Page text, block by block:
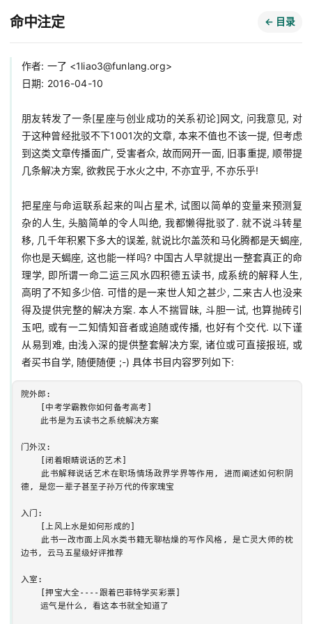
命中注定 ← 目录
作者: 一了 <1liao3@funlang.org>
日期: 2016-04-10
朋友转发了一条[星座与创业成功的关系初论]网文, 问我意见, 对
于这种曾经批驳不下1001次的文章, 本来不值也不该一提, 但考虑
到这类文章传播面广, 受害者众, 故而网开一面, 旧事重提, 顺带提
几条解决方案, 欲救民于水火之中, 不亦宜乎, 不亦乐乎!
把星座与命运联系起来的叫占星术, 试图以简单的变量来预测复
杂的人生, 头脑简单的令人叫绝, 我都懒得批驳了. 就不说斗转星
移, 几千年积累下多大的误差, 就说比尔盖茨和马化腾都是天蝎座,
你也是天蝎座, 这也能一样吗? 中国古人早就提出一整套真正的命
理学, 即所谓一命二运三风水四积德五读书, 成系统的解释人生,
高明了不知多少倍. 可惜的是一来世人知之甚少, 二来古人也没来
得及提供完整的解决方案. 本人不揣冒昧, 斗胆一试, 也算抛砖引
玉吧, 或有一二知情知音者或追随或传播, 也好有个交代. 以下谨
从易到难, 由浅入深的提供整套解决方案, 诸位或可直接报班, 或
院外郎:
门外汉:
德, 是您一辈子甚至子孙万代的传家瑰宝
入门:
边书, 云马五星级好评推荐
入室:
    运气是什么, 看这本书就全知道了